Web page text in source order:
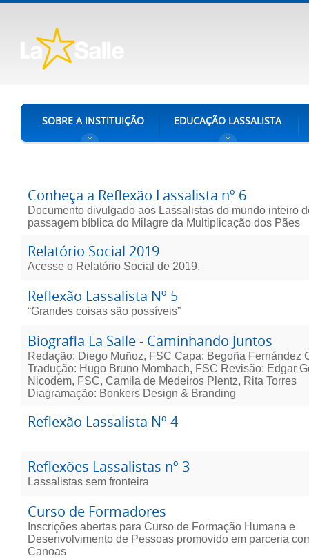
SOBRE A INSTITUIÇÃO EDUCAÇÃO LASSALISTA
Conheça a Reflexão Lassalista nº 6
Documento divulgado aos Lassalistas do mundo inteiro
passagem bíblica do Milagre da Multiplicação dos Pães
Relatório Social 2019
Acesse o Relatório Social de 2019.
Reflexão Lassalista Nº 5
“Grandes coisas são possíveis”
Biografia La Salle - Caminhando Juntos
Redação: Diego Muñoz, FSC Capa: Begoña Fernández
Tradução: Hugo Bruno Mombach, FSC Revisão: Edgar
Nicodem, FSC, Camila de Medeiros Plentz, Rita Torres
Diagramação: Bonkers Design & Branding
Reflexão Lassalista Nº 4
Reflexões Lassalistas nº 3
Lassalistas sem fronteira
Curso de Formadores
Inscrições abertas para Curso de Formação Humana e
Desenvolvimento de Pessoas promovido em parceria
Canoas